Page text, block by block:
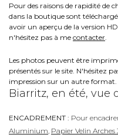
Pour des raisons de rapidité de
dans la boutique sont
avoir un aperçu de la version
n'hésitez pas à me contacter
Les photos peuvent être
présentés sur le site. N'hésitez
impression sur un autre format.
Biarritz, en été, vue
ENCADREMENT : Pour
Aluminium Papier Velin Arches